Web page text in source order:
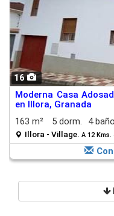
16
Moderna Casa
en Illora, Granada
163 m²
5 dorm. 4
Illora - Village. A 12 Kms.